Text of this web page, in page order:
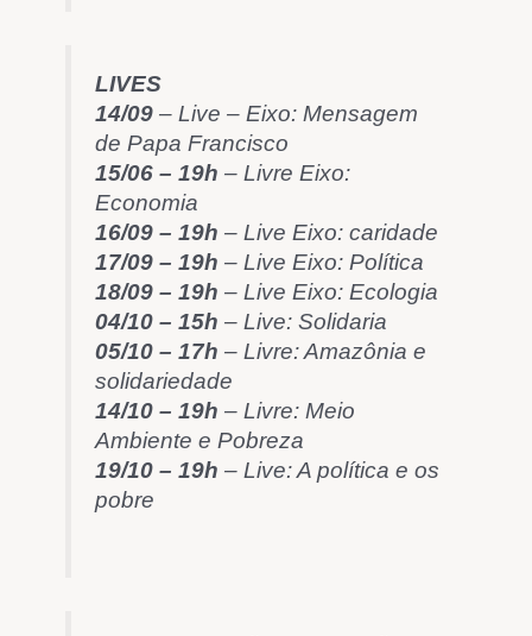
LIVES
14/09 – Live – Eixo: Mensagem
de Papa Francisco
15/06 – 19h – Livre Eixo:
Economia
16/09 – 19h – Live Eixo: caridade
17/09 – 19h – Live Eixo: Política
18/09 – 19h – Live Eixo: Ecologia
04/10 – 15h – Live: Solidaria
05/10 – 17h – Livre: Amazônia e
solidariedade
14/10 – 19h – Livre: Meio
Ambiente e Pobreza
19/10 – 19h – Live: A política e os
pobre